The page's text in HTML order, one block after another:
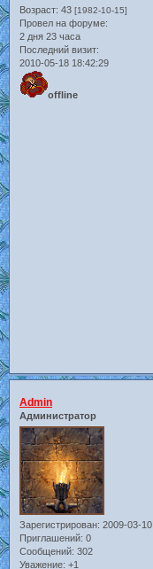
Возраст: 43 [1982-10-15]
Провел на форуме:
2 дня 23 часа
Последний визит:
2010-05-18 18:42:29
offline
Admin
Администратор
Зарегистрирован: 2009-03-10
Приглашений: 0
Сообщений: 302
Уважение: +1